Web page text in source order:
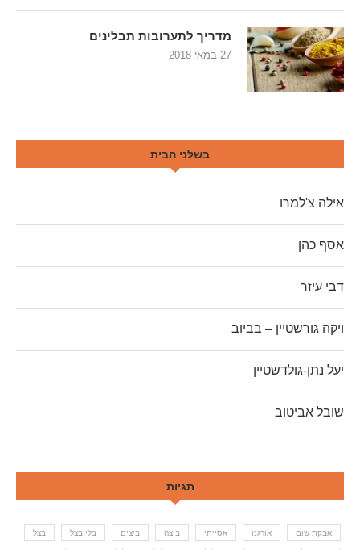
מדריך לתערובות תבלינים
27 במאי 2018
בשלני הבית
אילה צ'למרו
אסף כהן
דבי עיזר
ויקה גורשטיין – בביוב
יעל נתן-גולדשטיין
שובל אביטוב
תגיות
אבקת שום אורגנו אסייתי ביצה ביצים בלי בצל בצל